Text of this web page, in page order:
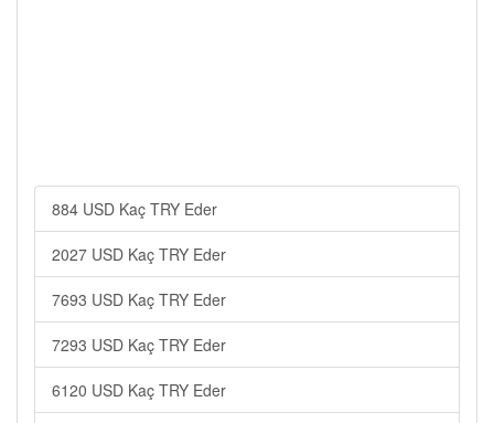
884 USD Kaç TRY Eder
2027 USD Kaç TRY Eder
7693 USD Kaç TRY Eder
7293 USD Kaç TRY Eder
6120 USD Kaç TRY Eder